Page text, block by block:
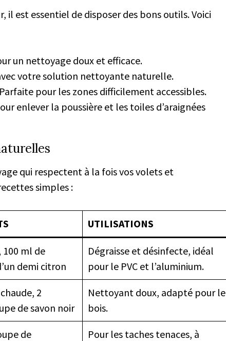
est essentiel de disposer des bons outils. Voici
un nettoyage doux et efficace.
votre solution nettoyante naturelle.
pour les zones difficilement accessibles.
enlever la poussière et les toiles d’araignées
qui respectent à la fois vos volets et
simples :
UTILISATIONS
100 ml de
demi citron
Dégraisse et désinfecte, idéal
pour le PVC et l’aluminium.
2
de savon noir
Nettoyant doux, adapté pour le
bois.
de
Pour les taches tenaces, à